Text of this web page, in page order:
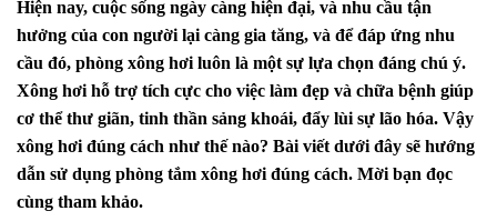
Hiện nay, cuộc sống ngày càng hiện đại, và nhu cầu tận
hưởng của con người lại càng gia tăng, và để đáp ứng nhu
cầu đó, phòng xông hơi luôn là một sự lựa chọn đáng chú ý.
Xông hơi hỗ trợ tích cực cho việc làm đẹp và chữa bệnh giúp
cơ thể thư giãn, tinh thần sảng khoái, đẩy lùi sự lão hóa. Vậy
xông hơi đúng cách như thế nào? Bài viết dưới đây sẽ hướng
dẫn sử dụng phòng tắm xông hơi đúng cách. Mời bạn đọc
cùng tham khảo.